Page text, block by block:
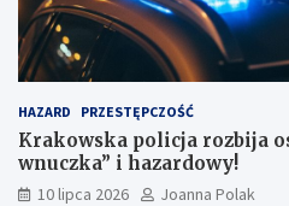
HAZARD PRZESTĘPCZOŚĆ
Krakowska policja rozbija
wnuczka” i hazardowy!
10 lipca 2026
Joanna Polak